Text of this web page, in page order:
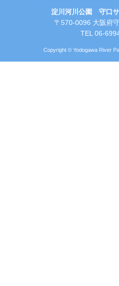
淀川河川公園 守口
〒570-0096 大阪府
TEL 06-
Copyright © Yodogawa River